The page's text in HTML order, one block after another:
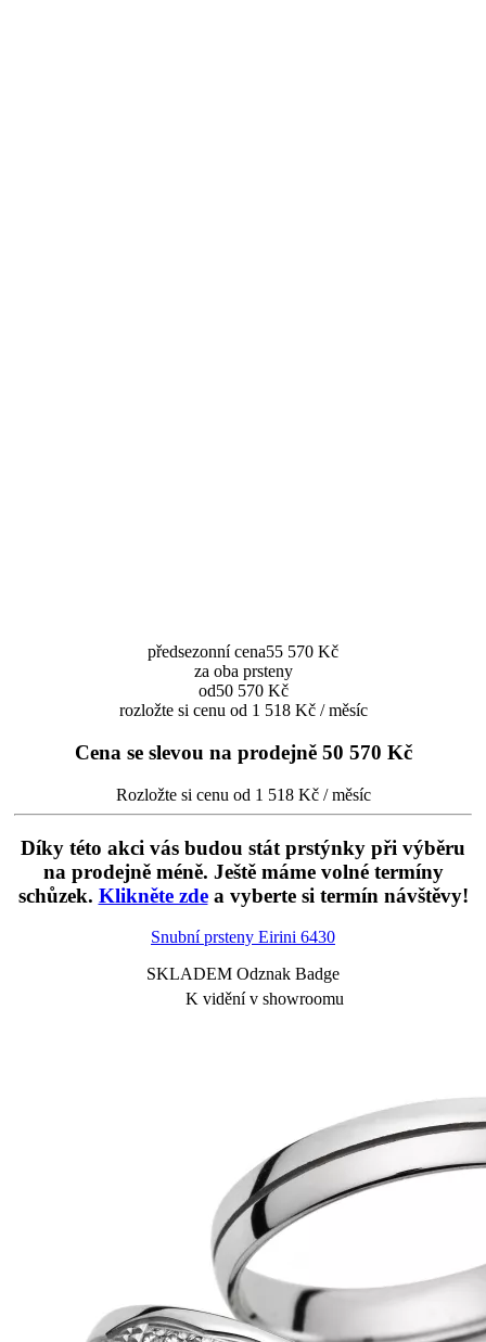
předsezonní cena55 570 Kč
za oba prsteny
od50 570 Kč
rozložte si cenu od 1 518 Kč / měsíc
Cena se slevou na prodejně 50 570 Kč
Rozložte si cenu od 1 518 Kč / měsíc
Díky této akci vás budou stát prstýnky při výběru
na prodejně méně. Ještě máme volné termíny
schůzek. Klikněte zdea vyberte si termín návštěvy!
Snubní prsteny Eirini 6430
SKLADEM Odznak Badge
K vidění v showroomu